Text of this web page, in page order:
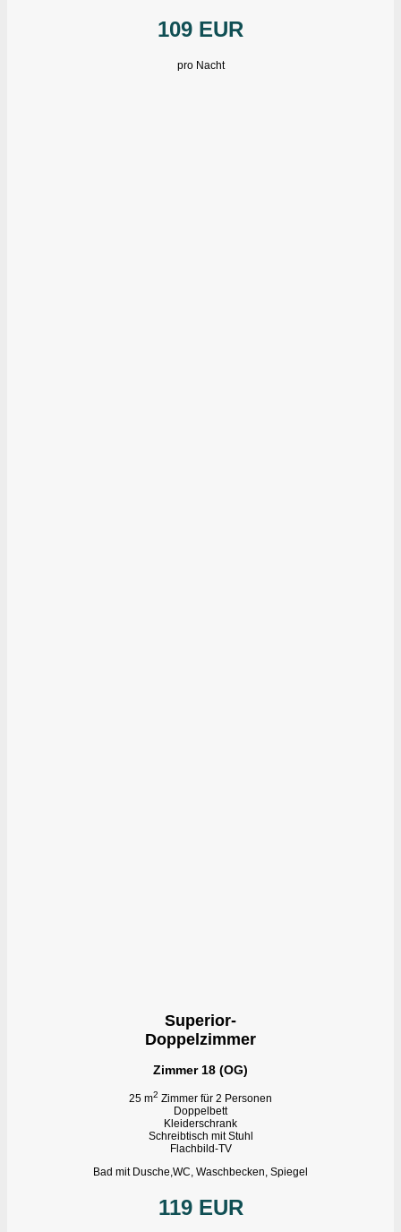
109 EUR
pro Nacht
Superior-
Doppelzimmer
Zimmer 18 (OG)
25 m2 Zimmer für 2 Personen
Doppelbett
Kleiderschrank
Schreibtisch mit Stuhl
Flachbild-TV
Bad mit Dusche,WC, Waschbecken, Spiegel
119 EUR